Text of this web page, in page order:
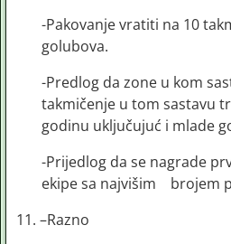
-Pakovanje vratiti na 10
golubova.
-Predlog da zone u kom
takmičenje u tom sastavu
godinu uključujuć i mlade
-Prijedlog da se nagrade
ekipe sa najvišim brojem
–Razno